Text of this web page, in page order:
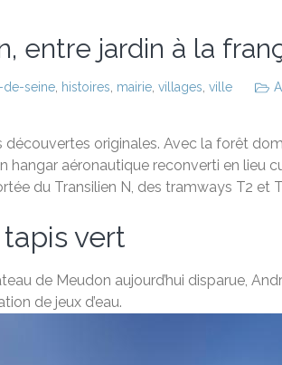
entre jardin à la
de-seine histoires mairie villages ville
originales. Avec la forêt
hangar aéronautique reconverti en lieu
du Transilien N, des tramways T2 et
vert